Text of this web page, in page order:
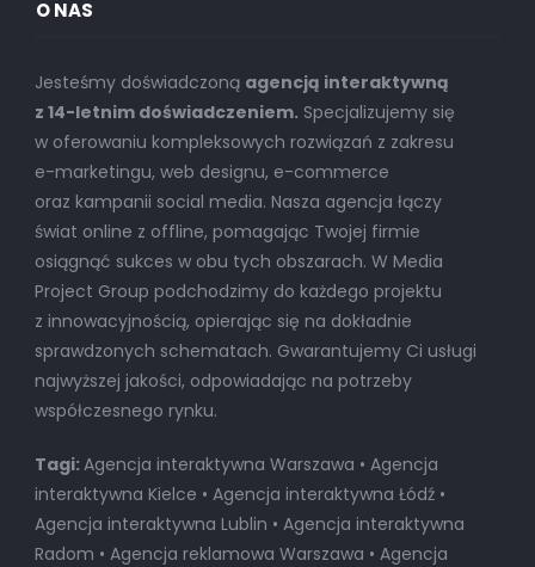
O NAS
Jesteśmy doświadczoną agencją interaktywną
z 14-letnim doświadczeniem.Specjalizujemy się
w oferowaniu kompleksowych rozwiązań z zakresu
e-marketingu, web designu, e-commerce
oraz kampanii social media. Nasza agencja łączy
świat online z offline, pomagając Twojej firmie
osiągnąć sukces w obu tych obszarach. W Media
Project Group podchodzimy do każdego projektu
z innowacyjnością, opierając się na dokładnie
sprawdzonych schematach. Gwarantujemy Ci usługi
najwyższej jakości, odpowiadając na potrzeby
współczesnego rynku.
Tagi:Agencja interaktywna Warszawa • Agencja
interaktywna Kielce • Agencja interaktywna Łódź •
Agencja interaktywna Lublin • Agencja interaktywna
Radom • Agencja reklamowa Warszawa • Agencja